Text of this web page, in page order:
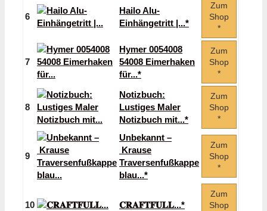
6
Hailo Alu-
Einhängetritt |...*
Zum
Shop
*
7
Hymer 0054008
54008 Eimerhaken
für...*
Zum
Shop
*
8
Notizbuch:
Lustiges Maler
Notizbuch mit...*
Zum
Shop
*
9
Unbekannt –
Krause
Traversenfußkappe
blau...*
Zum
Shop
*
10 𝐂𝐑𝐀𝐅𝐓𝐅𝐔𝐋𝐋...*
Zum
Shop